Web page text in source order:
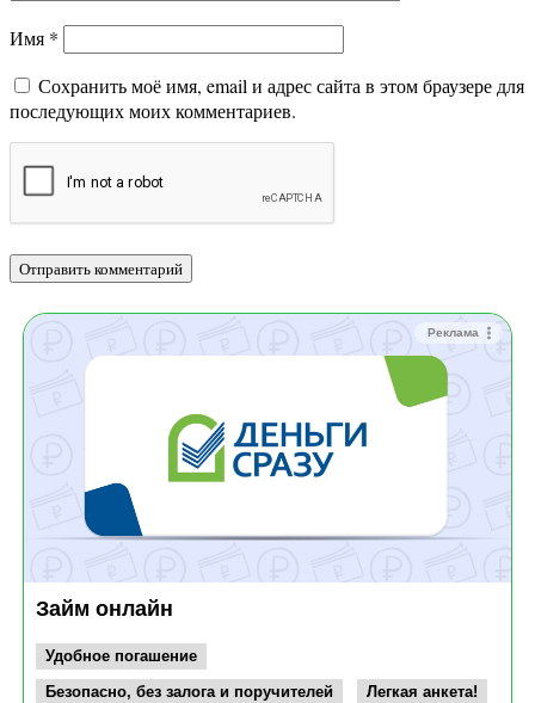
Имя *
Сохранить моё имя, email и адрес сайта в этом браузере для
последующих моих комментариев.
Реклама
Займ онлайн
Удобное погашение
Безопасно, без залога и поручителей
Легкая анкета!